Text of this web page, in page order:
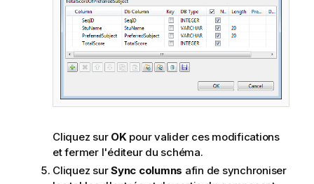
Cliquez sur OKpour valider ces modifications
et fermer l'éditeur du schéma.
Cliquez surSync columns afin de synchroniser